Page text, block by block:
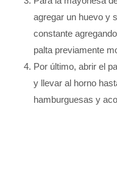
agregar un huevo y
constante
palta previamente
Por último, abrir el
y llevar al horno
hamburguesas y